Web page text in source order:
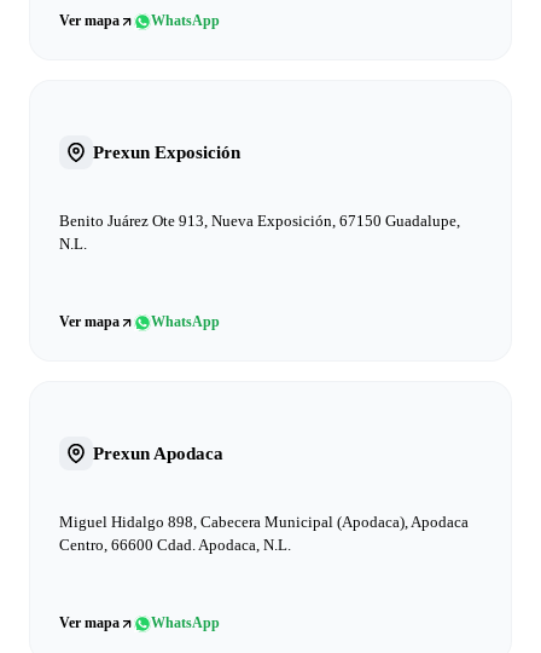
Ver mapa WhatsApp
Prexun Exposición
Benito Juárez Ote 913, Nueva Exposición, 67150 Guadalupe,
N.L.
Ver mapa WhatsApp
Prexun Apodaca
Miguel Hidalgo 898, Cabecera Municipal (Apodaca), Apodaca
Centro, 66600 Cdad. Apodaca, N.L.
Ver mapa WhatsApp